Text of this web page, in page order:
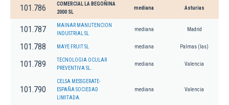
101.786
COMERCIAL LA BEGOÑINA
2000 SL
mediana Asturias
101.787
MAINAR MANUTENCION
INDUSTRIAL SL
mediana Madrid
101.788 MAYE FRUIT SL mediana Palmas (las)
101.789
TECNOLOGIA OCULAR
PREVENTIVA SL.
mediana Valencia
101.790
CELSA MESSGERATE-
ESPAÑA SOCIEDAD
LIMITADA.
mediana Valencia